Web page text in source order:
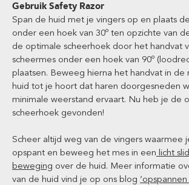
Gebruik Safety Razor
Span de huid met je vingers op en plaats
onder een hoek van 30º ten opzichte van
de optimale scheerhoek door het handvat
scheermes onder een hoek van 90º
plaatsen. Beweeg hierna het handvat in de
huid tot je hoort dat haren doorgesneden
minimale weerstand ervaart. Nu heb je de
scheerhoek gevonden!
Scheer altijd weg van de vingers waarmee
opspant en beweeg het mes in een licht
beweging over de huid. Meer informatie
van de huid vind je op ons blog